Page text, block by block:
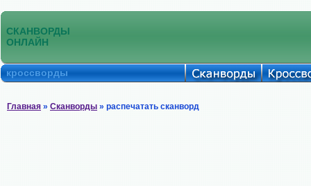
СКАНВОРДЫ
ОНЛАЙН
кроссворды
Главная » Сканворды » распечатать сканворд